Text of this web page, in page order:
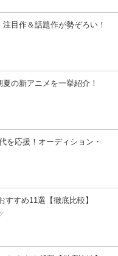
目作＆話題作が勢ぞろい！
夏の新アニメを一挙紹介！
を応援！オーディション・
すめ11選【徹底比較】